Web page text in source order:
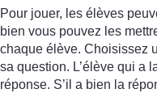
Pour jouer, les élèves
bien vous pouvez les
chaque élève. Choisissez
sa question. L’élève qui a
réponse. S’il a bien la